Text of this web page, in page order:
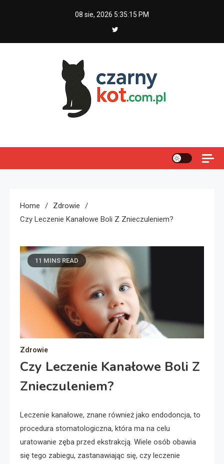
08 sie, 2026 5:35:16 PM
Home
Zdrowie
Czy Leczenie Kanałowe Boli Z Znieczuleniem?
11 MINS READ
Zdrowie
Czy Leczenie Kanałowe Boli Z
Znieczuleniem?
Leczenie kanałowe, znane również jako endodoncja, to
procedura stomatologiczna, która ma na celu
uratowanie zęba przed ekstrakcją. Wiele osób obawia
się tego zabiegu, zastanawiając się, czy leczenie